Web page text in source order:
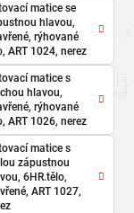
matice se
hlavou,
rýhované
ART 1024, nerez
matice s
hlavou,
rýhované
ART 1026, nerez
matice s
zápustnou
6HR.tělo,
ART 1027,